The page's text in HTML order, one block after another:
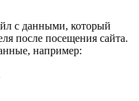
с данными, который
после посещения сайта.
например: